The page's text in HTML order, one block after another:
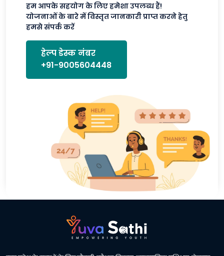
हम आपके सहयोग के लिए हमेशा उपलब्ध हैं!
योजनाओं के बारे में विस्तृत जानकारी प्राप्त करने हेतु
हमसे संपर्क करें
हेल्प डेस्क नंबर
+91-9005604448